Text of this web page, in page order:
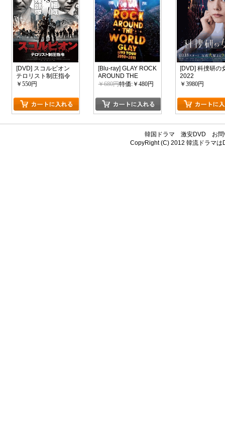
[DVD] スコルピオン
テロリスト制圧指令
￥550円
[Blu-ray] GLAY ROCK
AROUND THE
WORLD 2010-2011
SUPER ARENA -
SPECIAL EDITION-
￥680円特価:￥480円
[DVD] 科捜研の
2022
￥3980円
韓国ドラマ 激安DVD
お
CopyRight (C) 2012韓流ドラマは